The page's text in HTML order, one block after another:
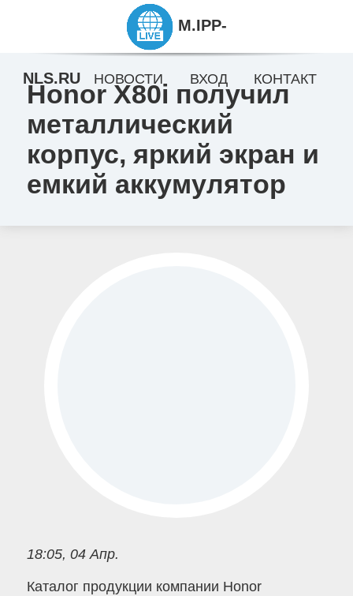
Honor X80i получил
металлический
корпус, яркий экран и
емкий аккумулятор
18:05, 04 Апр.
Каталог продукции компании Honor
M.IPP-
NLS.RU НОВОСТИ ВХОД КОНТАКТ